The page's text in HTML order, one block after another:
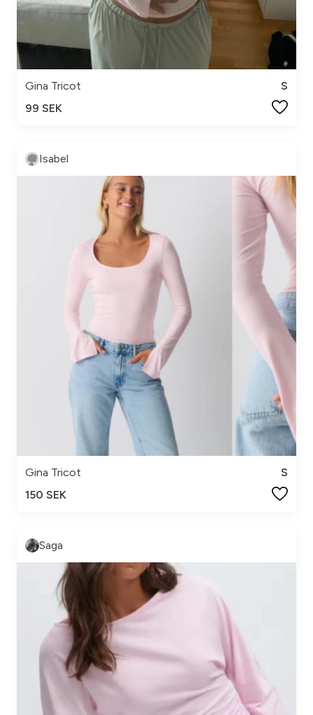
Gina Tricot
S
99 SEK
Isabel
Gina Tricot
S
150 SEK
Saga